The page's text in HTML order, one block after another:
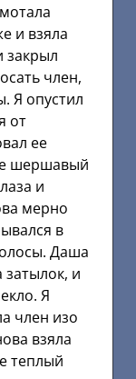
и взяла
закрыл
член,
Я опустил
от
ее
шершавый
и
мерно
в
Даша
затылок, и
Я
член изо
взяла
теплый